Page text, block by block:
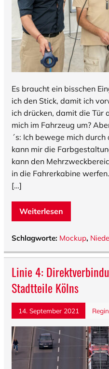
Es braucht ein bisschen
ich den Stick, damit ich
ich drücken, damit die Tür
mich im Fahrzeug um?
´s: Ich bewege mich
kann mir die
kann den
in die Fahrerkabine
[…]
Weiterlesen
Schlagworte: Mockup,
Linie 4:
Stadtteile Kölns
14. September 2021